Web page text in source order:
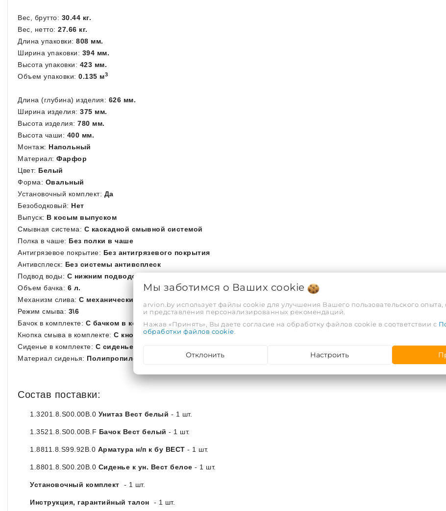
Вес, брутто: 30.44 кг.
Вес, нетто: 27.66 кг.
Длина упаковки: 808 мм.
Ширина упаковки: 394 мм.
Высота упаковки: 423 мм.
Объем упаковки: 0.135 м3
Длина (глубина) изделия: 626 мм.
Ширина изделия: 375 мм.
Высота изделия: 780 мм.
Высота чаши: 400 мм.
Монтаж: Напольный
Материал: Фарфор
Цвет: Белый
Форма: Овальный
Установочный комплект: Да
Безободковый: Нет
Выпуск: В косым выпуском
Смывная система: С каскадной смывной системой
Полка в чаше: Без полки в чаше
Антигрязевое покрытие: Без антигрязевого покрытия
Антивсплеск: Без системы антивсплеск
Подвод воды: C нижним подводом воды
Объем бачка: 6 л.
Механизм слива: C механическим сливом
Режим смыва: 3\6
Бачок в комплекте: C бачком в комплекте
Кнопка смыва в комплекте: C кнопкой смыва в комплекте
Сиденье в комплекте: C сиденьем в комплекте
Материал сиденья: Полипропилен
Состав поставки:
1.3201.8.S00.00B.0 Унитаз Вест белый - 1 шт.
1.3521.8.S00.00B.F Бачок Вест белый - 1 шт.
1.8811.8.S99.92B.0 Арматура н/п к бу ВЕСТ - 1 шт.
1.8801.8.S00.20B.0 Сиденье к ун. Вест белое - 1 шт.
Установочный комплект - 1 шт.
Инструкция, гарантийный талон - 1 шт.
Мы заботимся о Ваших cookie
arvion.by использует файлы cookie для улучшения Вашего пользовательского опыта,
и представления персонализированных рекомендаций.
Нажав «Принять», Вы даете согласие на обработку файлов cookie в соответствии с
обработки файлов cookie.
Отклонить Настроить